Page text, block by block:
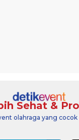
Sehat &
olahraga yang cocok